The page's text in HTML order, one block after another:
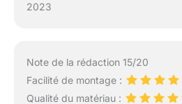
2023
Note de la rédaction 15/20
Facilité de montage :
Qualité du matériau :